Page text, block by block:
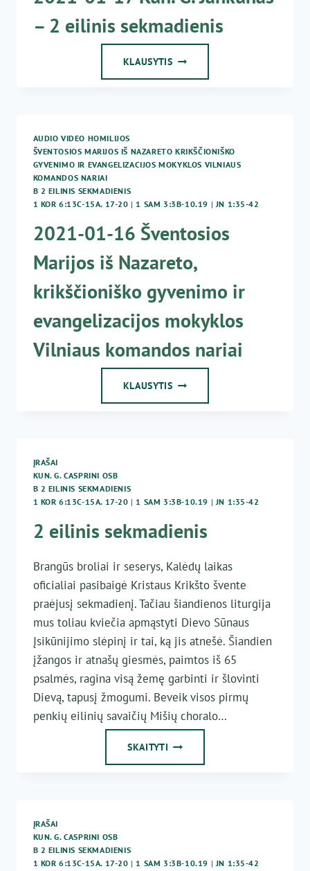
– 2 eilinis sekmadienis
KLAUSYTIS2021-
2
AUDIO VIDEO HOMILIJOS
ŠVENTOSIOS MARIJOS IŠ NAZARETO KRIKŠČIONIŠKO
GYVENIMO IR EVANGELIZACIJOS MOKYKLOS VILNIAUS
KOMANDOS NARIAI
B 2 EILINIS SEKMADIENIS
1 KOR 6:13C-15A. 17-20 | 1 SAM 3:3B-10.19 |JN 1:35-42
2021-01-16 Šventosios
Marijos iš Nazareto,
krikščioniško gyvenimo ir
evangelizacijos mokyklos
Vilniaus komandos nariai
KLAUSYTIS2021-
GYVENIMO
EVANGELIZACIJOS
MOKYKLOS
KOMANDOS
NARIAI
ĮRAŠAI
KUN. G. CASPRINI OSB
B 2 EILINIS SEKMADIENIS
1 KOR 6:13C-15A. 17-20 | 1 SAM 3:3B-10.19 |JN 1:35-42
2 eilinis sekmadienis
Brangūs broliai ir seserys, Kalėdų laikas
oficialiai pasibaigė Kristaus Krikšto švente
praėjusį sekmadienį. Tačiau šiandienos liturgija
mus toliau kviečia apmąstyti Dievo Sūnaus
Įsikūnijimo slėpinį ir tai, ką jis atnešė. Šiandien
įžangos ir atnašų giesmės, paimtos iš 65
psalmės, ragina visą žemę garbinti ir šlovinti
Dievą, tapusį žmogumi. Beveik visos pirmų
penkių eilinių savaičių Mišių choralo…
SKAITYTI 2
ĮRAŠAI
KUN. G. CASPRINI OSB
B 2 EILINIS SEKMADIENIS
1 KOR 6:13C-15A. 17-20 | 1 SAM 3:3B-10.19 |JN 1:35-42